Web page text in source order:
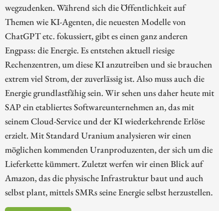
wegzudenken. Während sich die Öffentlichkeit auf
Themen wie KI-Agenten, die neuesten Modelle von
ChatGPT etc. fokussiert, gibt es einen ganz anderen
Engpass: die Energie. Es entstehen aktuell riesige
Rechenzentren, um diese KI anzutreiben und sie brauchen
extrem viel Strom, der zuverlässig ist. Also muss auch die
Energie grundlastfähig sein. Wir sehen uns daher heute mit
SAP ein etabliertes Softwareunternehmen an, das mit
seinem Cloud-Service und der KI wiederkehrende Erlöse
erzielt. Mit Standard Uranium analysieren wir einen
möglichen kommenden Uranproduzenten, der sich um die
Lieferkette kümmert. Zuletzt werfen wir einen Blick auf
Amazon, das die physische Infrastruktur baut und auch
selbst plant, mittels SMRs seine Energie selbst herzustellen.